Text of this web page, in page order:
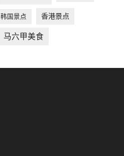
韩国景点 香港景点
马六甲美食